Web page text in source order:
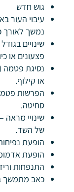
גוש חדש
עיבוי העור
נמשך לאורך
שינויים
פצעונים או
נסיגת פטמה
או קילוף.
הפרשות
סחיטה.
שינויי מראה
של השד.
הופעת
הופעת
התנפחות
כאב מתמשך